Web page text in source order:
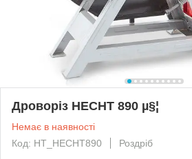
Дроворіз HECHT 890 µ§¦
Немає в наявності
Код: HT_HECHT890
Роздріб